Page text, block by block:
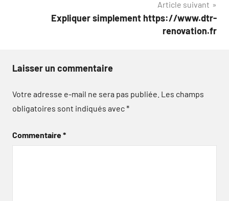
Article suivant
Expliquer simplement https://www.dtr-
renovation.fr
Laisser un commentaire
Votre adresse e-mail ne sera pas publiée. Les champs
obligatoires sont indiqués avec*
Commentaire*